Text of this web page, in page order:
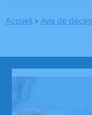
Accueil >Avis de décès